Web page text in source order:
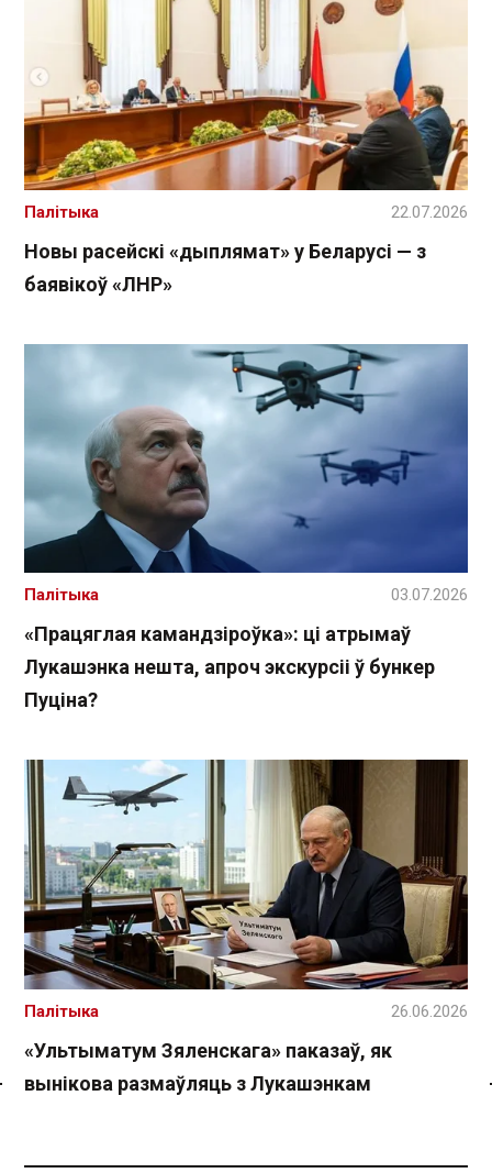
Новы расейскі «дыплямат» у Беларусі — з
баявікоў «ЛНР»
Палітыка 22.07.2026
«Працяглая камандзіроўка»: ці атрымаў
Лукашэнка нешта, апроч экскурсіі ў бункер
Пуціна?
Палітыка 03.07.2026
«Ультыматум Зяленскага» паказаў, як
вынікова размаўляць з Лукашэнкам
Палітыка 26.06.2026